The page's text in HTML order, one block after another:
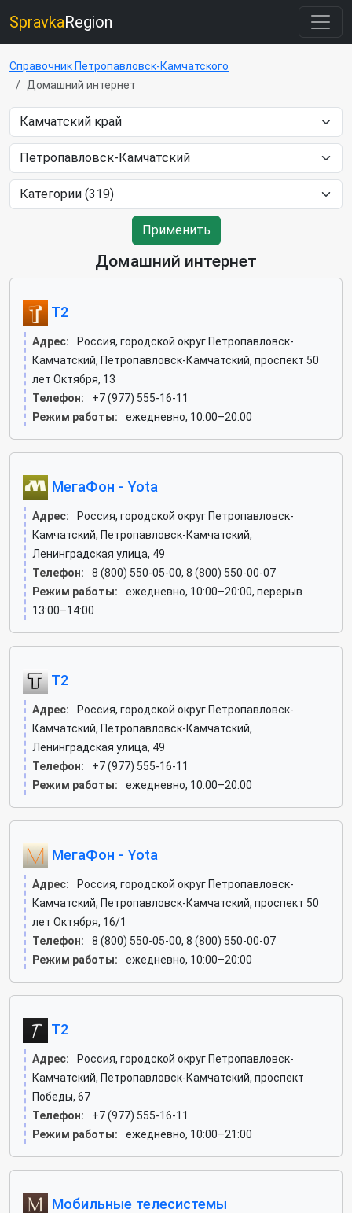
SpravkaRegion
Справочник Петропавловск-Камчатского
Домашний интернет
Применить
Домашний интернет
T2
Адрес:
Россия, городской округ Петропавловск-
Камчатский, Петропавловск-Камчатский, проспект 50
лет Октября, 13
Телефон:
+7 (977) 555-16-11
Режим работы:
ежедневно, 10:00–20:00
МегаФон - Yota
Адрес:
Россия, городской округ Петропавловск-
Камчатский, Петропавловск-Камчатский,
Ленинградская улица, 49
Телефон:
8 (800) 550-05-00, 8 (800) 550-00-07
Режим работы:
ежедневно, 10:00–20:00, перерыв
13:00–14:00
T2
Адрес:
Россия, городской округ Петропавловск-
Камчатский, Петропавловск-Камчатский,
Ленинградская улица, 49
Телефон:
+7 (977) 555-16-11
Режим работы:
ежедневно, 10:00–20:00
МегаФон - Yota
Адрес:
Россия, городской округ Петропавловск-
Камчатский, Петропавловск-Камчатский, проспект 50
лет Октября, 16/1
Телефон:
8 (800) 550-05-00, 8 (800) 550-00-07
Режим работы:
ежедневно, 10:00–20:00
T2
Адрес:
Россия, городской округ Петропавловск-
Камчатский, Петропавловск-Камчатский, проспект
Победы, 67
Телефон:
+7 (977) 555-16-11
Режим работы:
ежедневно, 10:00–21:00
Мобильные телесистемы